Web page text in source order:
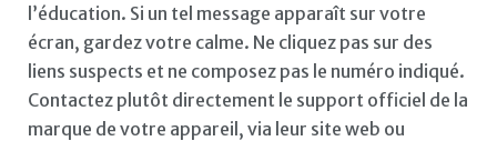
l’éducation. Si un tel message apparaît sur votre
écran, gardez votre calme. Ne cliquez pas sur des
liens suspects et ne composez pas le numéro indiqué.
Contactez plutôt directement le support officiel de la
marque de votre appareil, via leur site web ou